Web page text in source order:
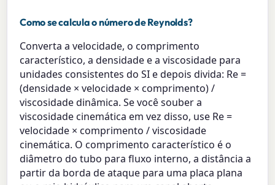
Como se calcula o número de Reynolds?
Converta a velocidade, o comprimento
característico, a densidade e a viscosidade para
unidades consistentes do SI e depois divida: Re =
(densidade × velocidade × comprimento) /
viscosidade dinâmica. Se você souber a
viscosidade cinemática em vez disso, use Re =
velocidade × comprimento / viscosidade
cinemática. O comprimento característico é o
diâmetro do tubo para fluxo interno, a distância a
partir da borda de ataque para uma placa plana